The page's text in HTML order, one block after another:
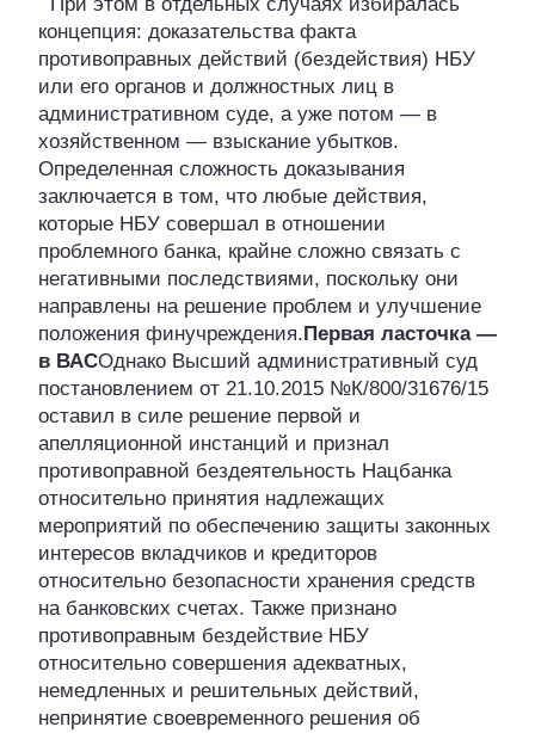
концепция: доказательства факта
противоправных действий (бездействия) НБУ
или его органов и должностных лиц в
административном суде, а уже потом — в
хозяйственном — взыскание убытков.
Определенная сложность доказывания
заключается в том, что любые действия,
которые НБУ совершал в отношении
проблемного банка, крайне сложно связать с
негативными последствиями, поскольку они
направлены на решение проблем и улучшение
положения финучреждения.Первая ласточка —
в ВАСОднако Высший административный суд
постановлением от 21.10.2015 №К/800/31676/15
оставил в силе решение первой и
апелляционной инстанций и признал
противоправной бездеятельность Нацбанка
относительно принятия надлежащих
мероприятий по обеспечению защиты законных
интересов вкладчиков и кредиторов
относительно безопасности хранения средств
на банковских счетах. Также признано
противоправным бездействие НБУ
относительно совершения адекватных,
немедленных и решительных действий,
непринятие своевременного решения об